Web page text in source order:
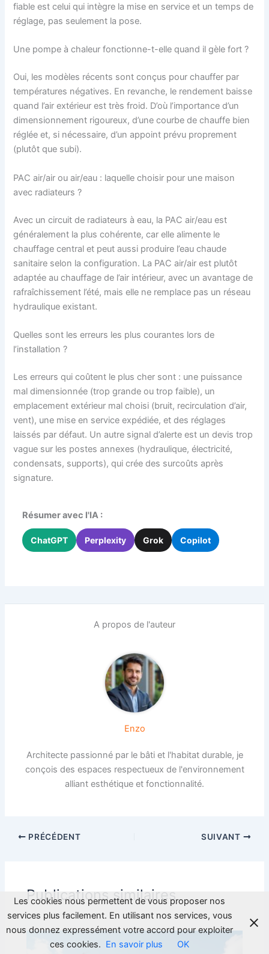
fiable est celui qui intègre la mise en service et un temps de
réglage, pas seulement la pose.
Une pompe à chaleur fonctionne-t-elle quand il gèle fort ?
Oui, les modèles récents sont conçus pour chauffer par
températures négatives. En revanche, le rendement baisse
quand l’air extérieur est très froid. D’où l’importance d’un
dimensionnement rigoureux, d’une courbe de chauffe bien
réglée et, si nécessaire, d’un appoint prévu proprement
(plutôt que subi).
PAC air/air ou air/eau : laquelle choisir pour une maison
avec radiateurs ?
Avec un circuit de radiateurs à eau, la PAC air/eau est
généralement la plus cohérente, car elle alimente le
chauffage central et peut aussi produire l’eau chaude
sanitaire selon la configuration. La PAC air/air est plutôt
adaptée au chauffage de l’air intérieur, avec un avantage de
rafraîchissement l’été, mais elle ne remplace pas un réseau
hydraulique existant.
Quelles sont les erreurs les plus courantes lors de
l’installation ?
Les erreurs qui coûtent le plus cher sont : une puissance
mal dimensionnée (trop grande ou trop faible), un
emplacement extérieur mal choisi (bruit, recirculation d’air,
vent), une mise en service expédiée, et des réglages
laissés par défaut. Un autre signal d’alerte est un devis trop
vague sur les postes annexes (hydraulique, électricité,
condensats, supports), qui crée des surcoûts après
signature.
Résumer avec l'IA :
ChatGPT Perplexity Grok Copilot
A propos de l'auteur
Enzo
Architecte passionné par le bâti et l'habitat durable, je
conçois des espaces respectueux de l'environnement
alliant esthétique et fonctionnalité.
PRÉCÉDENT SUIVANT
Publications similaires
Les cookies nous permettent de vous proposer nos
services plus facilement. En utilisant nos services, vous
nous donnez expressément votre accord pour exploiter
ces cookies. En savoir plus OK